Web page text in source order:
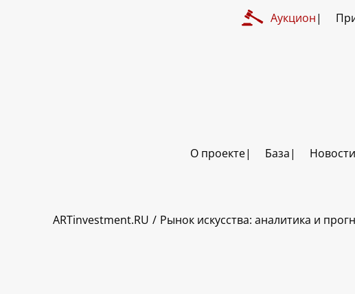
Аукцион
О проекте База Новости
ARTinvestment.RU Рынок искусства: аналитика и